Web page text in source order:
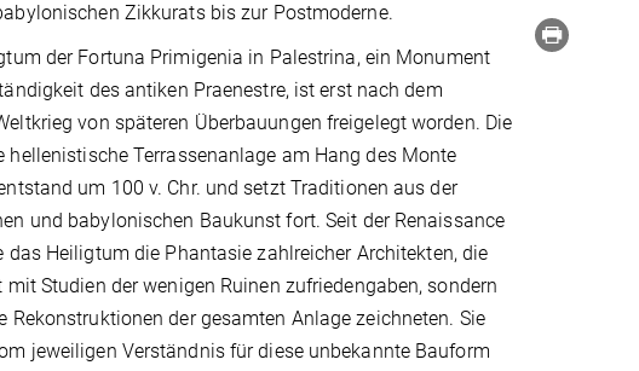
Zikkurats bis zur Postmoderne.
der Fortuna Primigenia in Palestrina, ein Monument
des antiken Praenestre, ist erst nach dem
von späteren Überbauungen freigelegt worden. Die
hellenistische Terrassenanlage am Hang des Monte
um 100 v. Chr. und setzt Traditionen aus der
und babylonischen Baukunst fort. Seit der Renaissance
das Heiligtum die Phantasie zahlreicher Architekten, die
mit Studien der wenigen Ruinen zufriedengaben, sondern
Rekonstruktionen der gesamten Anlage zeichneten. Sie
jeweiligen Verständnis für diese unbekannte Bauform